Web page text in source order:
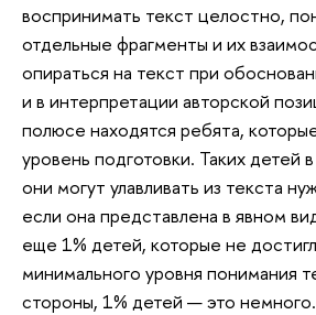
воспринимать текст целостно,
отдельные фрагменты и их
опираться на текст при
и в интерпретации авторской
полюсе находятся ребята,
уровень подготовки. Таких детей
они могут улавливать из текста
если она представлена в явном
еще 1% детей, которые не
минимального уровня понимания
стороны, 1% детей — это